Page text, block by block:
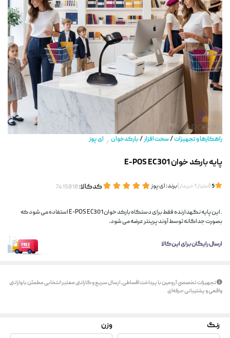
راهکارها و تجهیزات/سخت افزار/بارکدخوان / ای پوز
پایه بارکد خوان E-POS EC301
(امتیاز1خریدار)برند:ای پوز کدکالا:
. این پایه نگهدارنده فقط برای دستگاه بارکد خوان E-POS EC301 استفاده می شود که
بصورت جداگانه توسط آوند پرینتر عرضه می شود.
ارسال رایگان برای این کالا
تجهیزات تخصصی آرومین با پرداخت اقساطی، ارسال سریع و گارانتی معتبر انتخابی مطمئن با وارانتی
واقعی و پشتیبانی حرفه‌ای
رنگ وزن